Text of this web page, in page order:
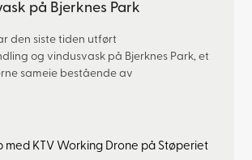
på Bjerknes Park
den siste tiden utført
og vindusvask på Bjerknes Park, et
sameie bestående av